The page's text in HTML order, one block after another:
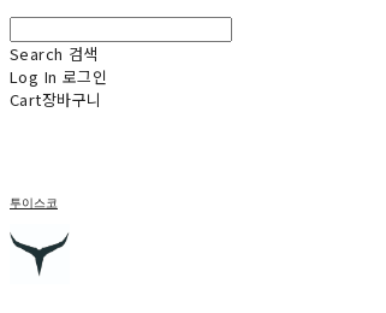
Search 검색
Log In 로그인
Cart장바구니
투이스코